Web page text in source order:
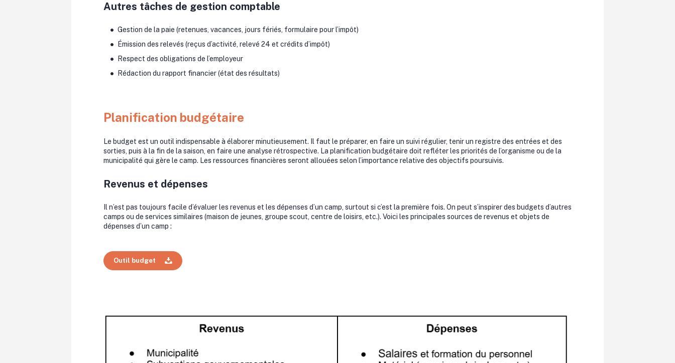
Autres tâches de gestion comptable
Gestion de la paie (retenues, vacances, jours fériés, formulaire pour l’impôt)
Émission des relevés (reçus d’activité, relevé 24 et crédits d’impôt)
Respect des obligations de l’employeur
Rédaction du rapport financier (état des résultats)
Planification budgétaire
Le budget est un outil indispensable à élaborer minutieusement. Il faut le préparer, en faire un suivi régulier, tenir un registre des entrées et des
sorties, puis à la fin de la saison, en faire une analyse rétrospective. La planification budgétaire doit refléter les priorités de l’organisme ou de la
municipalité qui gère le camp. Les ressources financières seront allouées selon l’importance relative des objectifs poursuivis.
Revenus et dépenses
Il n’est pas toujours facile d’évaluer les revenus et les dépenses d’un camp, surtout si c’est la première fois. On peut s’inspirer des budgets d’autres
camps ou de services similaires (maison de jeunes, groupe scout, centre de loisirs, etc.). Voici les principales sources de revenus et objets de
dépenses d’un camp :
Outil budget